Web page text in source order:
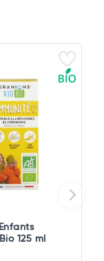
125 ml